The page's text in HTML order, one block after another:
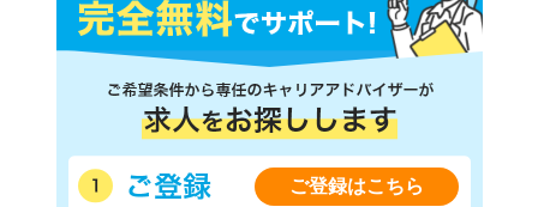
ご登録はこちら